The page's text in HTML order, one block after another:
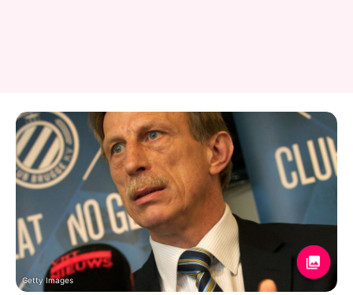
Getty Images